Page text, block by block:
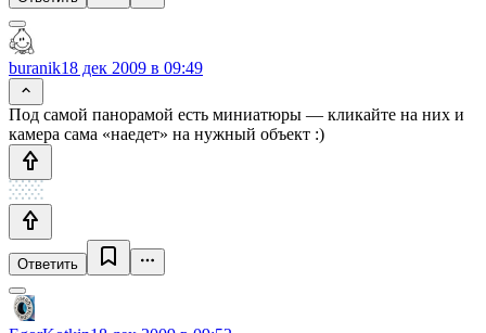
buranik18 дек 2009 в 09:49
Под самой панорамой есть миниатюры — кликайте на них и
камера сама «наедет» на нужный объект :)
Ответить